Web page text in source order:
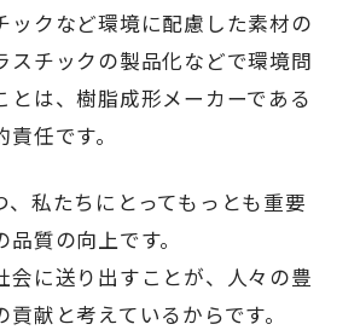
ックなど環境に配慮した素材の
スチックの製品化などで環境問
とは、樹脂成形メーカーである
任です。
、私たちにとってもっとも重要
質の向上です。
会に送り出すことが、人々の豊
献と考えているからです。